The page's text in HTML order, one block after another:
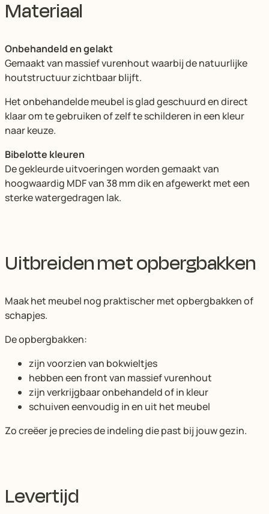
Materiaal
Onbehandeld en gelakt
Gemaakt van massief vurenhout waarbij de natuurlijke
houtstructuur zichtbaar blijft.
Het onbehandelde meubel is glad geschuurd en direct
klaar om te gebruiken of zelf te schilderen in een kleur
naar keuze.
Bibelotte kleuren
De gekleurde uitvoeringen worden gemaakt van
hoogwaardig MDF van 38 mm dik en afgewerkt met een
sterke watergedragen lak.
Uitbreiden met opbergbakken
Maak het meubel nog praktischer met opbergbakken of
schapjes.
De opbergbakken:
zijn voorzien van bokwieltjes
hebben een front van massief vurenhout
zijn verkrijgbaar onbehandeld of in kleur
schuiven eenvoudig in en uit het meubel
Zo creëer je precies de indeling die past bij jouw gezin.
Levertijd